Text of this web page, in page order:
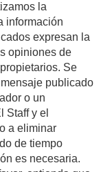
la
información
expresan la
opiniones de
Se
publicado
o un
Staff y el
a eliminar
de tiempo
es necesaria.